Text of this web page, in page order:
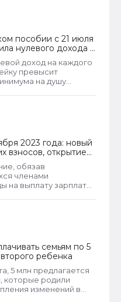
может возникнуть
оформлены в
И если есть
в
в том размере,
пособии с 21 июля
нулевого дохода и
пособий по месту
доход на каждого
превысит
на душу
Исключение
для многодетных
доходов
в выплате.
2023 года: новый
взносов, открытие
на применение
обязав
членами
на выплату зарплаты
не о зарплате или
но и об оплате
наряду со
Такие услуги и
собственники
семьям по 5
ребенка
5 млн предлагается
которые родили
изменений в